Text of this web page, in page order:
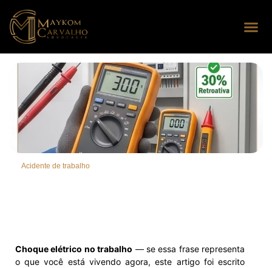
Acidente de trabalho
Choque elétrico no trabalho — se essa frase representa
o que você está vivendo agora, este artigo foi escrito